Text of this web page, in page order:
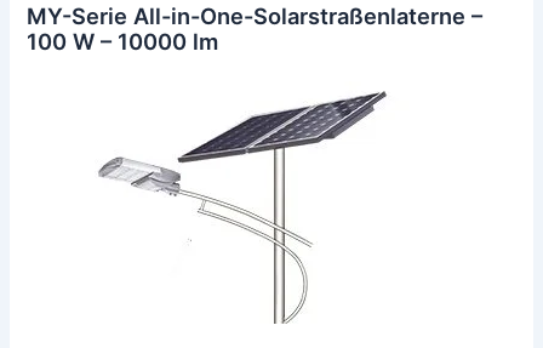
MY-Serie All-in-One-Solarstraßenlaterne –
100 W – 10000 lm